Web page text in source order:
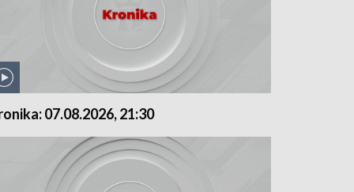
07.08.2026, 21:30